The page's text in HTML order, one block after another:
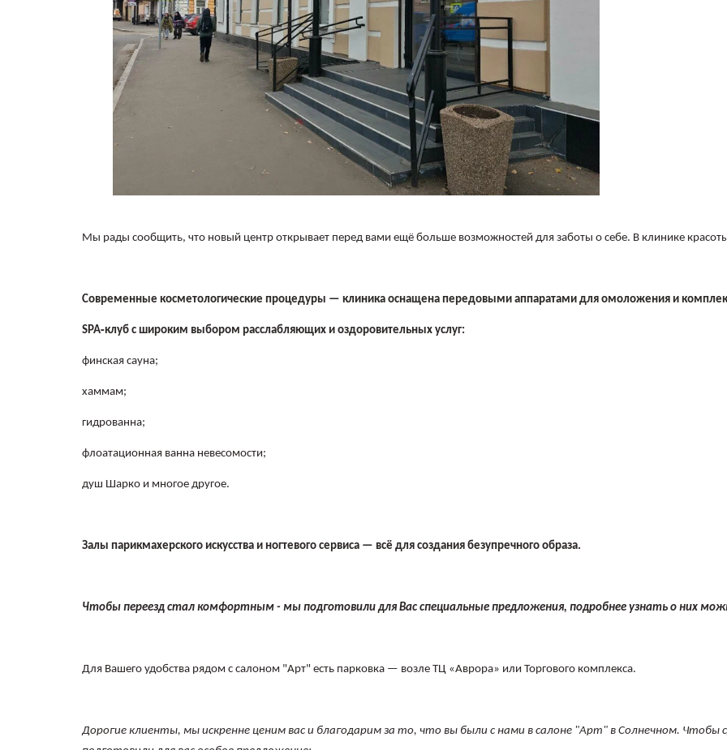
Мы рады сообщить, что новый центр открывает перед вами ещё больше возможностей для заботы о себе. В клинике
Современные косметологические процедуры — клиника оснащена передовыми аппаратами для омоложения и
SPA‑клуб с широким выбором расслабляющих и оздоровительных услуг:
финская сауна;
хаммам;
гидрованна;
флоатационная ванна невесомости;
душ Шарко и многое другое.
Залы парикмахерского искусства и ногтевого сервиса — всё для создания безупречного образа.
Чтобы переезд стал комфортным - мы подготовили для Вас специальные предложения, подробнее узнать о них
Для Вашего удобства рядом с салоном "Арт" есть парковка — возле ТЦ «Аврора» или Торгового комплекса.
Дорогие клиенты, мы искренне ценим вас и благодарим за то, что вы были с нами в салоне "Арт" в Солнечном.